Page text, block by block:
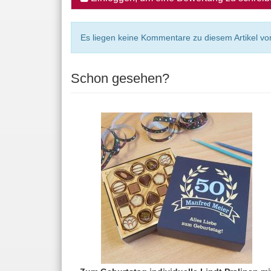
Es liegen keine Kommentare zu diesem Artikel
Schon gesehen?